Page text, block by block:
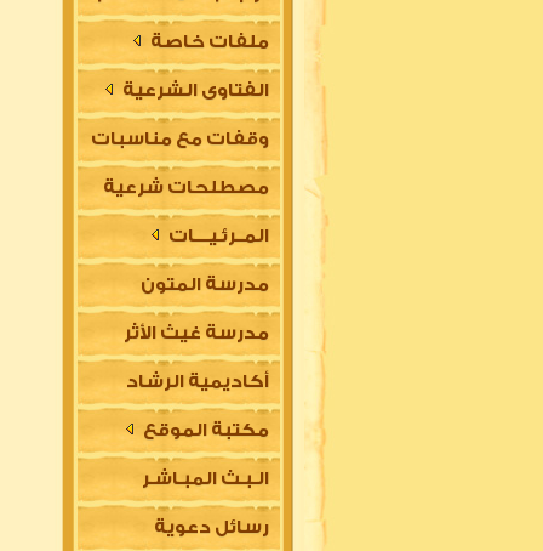
ملفات خاصة
الفتاوى الشرعية
وقفات مع مناسبات
مصطلحات شرعية
المــرئـيــــات
مدرسة المتون
العلمية
مدرسة غيث الأثر
السلفية
أكاديمية الرشاد
العلمية للتأسيس
في مقدمات العلوم
الشرعية (للتعليم
مكتبة الموقع
الـبـث المبـاشـر
رسائل دعوية